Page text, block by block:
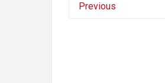
Previous